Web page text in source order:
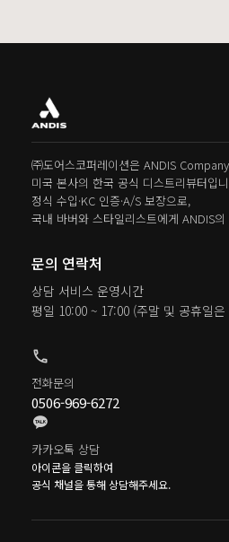
㈜도어스코퍼레이션은 ANDIS Company
미국 본사의 한국 공식 디스트리뷰터입
정식 수입·KC 인증·A/S 보장으로,
국내 바버와 스타일리스트에게 ANDIS
문의 연락처
상담 서비스 운영시간
평일 10:00 ~ 17:00 (주말 및 공휴일은
phone
전화문의
0506-969-6272
카카오톡 상담
아이콘을 클릭하여
공식 채널을 통해 상담해주세요.